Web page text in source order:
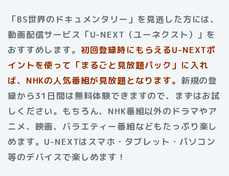
「BS世界のドキュメンタリー」を見逃した方には、
動画配信サービス「U-NEXT（ユーネクスト）」を
おすすめします。 初回登録時にもらえるU-NEXTポ
イントを使って「まるごと見放題パック」に入れ
ば、NHKの人気番組が見放題となります。 新規の登
録から31日間は無料体験できますので、まずはお試
しください。もちろん、NHK番組以外のドラマやア
ニメ、映画、バラエティー番組などもたっぷり楽し
めます。U-NEXTはスマホ・タブレット・パソコン
等のデバイスで楽しめます！